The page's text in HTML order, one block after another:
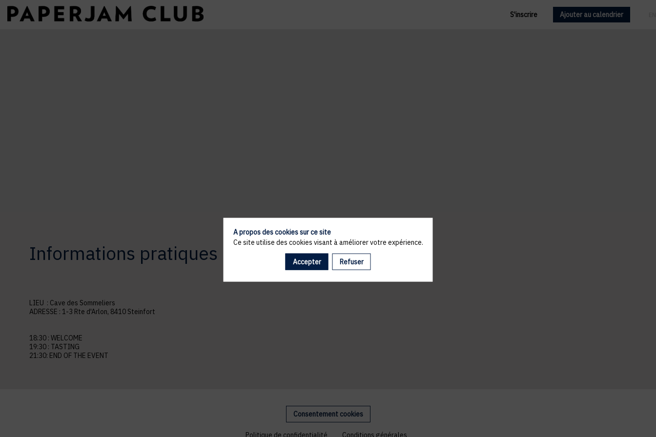
S'inscrire Ajouter au calendrier
Informations pratiques
LIEU : Cave des Sommeliers
ADRESSE : 1-3 Rte d'Arlon, 8410 Steinfort
18:30 : WELCOME
19:30 : TASTING
21:30: END OF THE EVENT
Consentement cookies
Politique de confidentialité Conditions générales
A propos des cookies sur ce site
Ce site utilise des cookies visant à améliorer votre expérience.
Accepter Refuser